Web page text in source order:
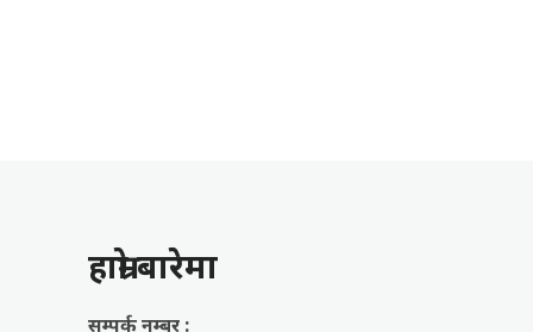
हाम्राे बारेमा
सम्पर्क नम्बर :